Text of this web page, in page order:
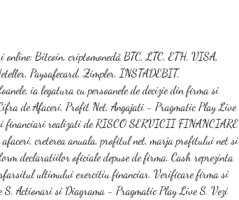
online: Bitcoin, criptomonedă BTC, LTC, ETH, VISA,
Paysafecard, Zimpler, INSTADEBIT,
ia legatura cu persoanele de decizie din firma si
de Afaceri, Profit Net, Angajati - Pragmatic Play Live
financiari realizati de RISCO SERVICII FINANCIARE
creterea anuala, profitul net, marja profitului net si
declaratiilor oficiale depuse de firma. Cash reprezinta
ultimului exercitiu financiar. Verificare firma si
Actionari si Diagrama - Pragmatic Play Live S. Vezi